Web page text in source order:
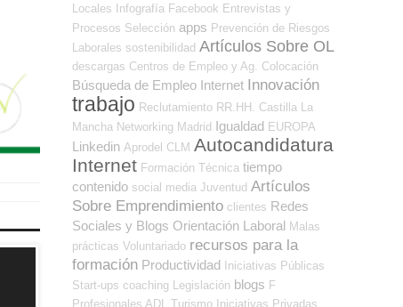
Locales
Infografía Facebook Entrevistas y
Procesos Selección apps Prevención de Riesgos
Laborales sostenibilidad Artículos Sobre OL
descargas Centros de Empleo y Ag. Colocación
Búsqueda de Empleo Internet Innovación
trabajo Reclutamiento RR.HH.
Castilla La
Mancha Networking Madrid Igualdad EUROPA
Linkedin Aprodel CLM Autocandidatura
Internet Formación Técnica tiempo
contenido social media Juventud Artículos
Sobre Emprendimiento clientes Redes
Sociales y Blogs Orientación Laboral Malas
prácticas Voluntariado recursos para la
formación Productividad Iniciativas Públicas
Start-ups coaching Legislación blogs F
Profesionales ADL
Turismo Iniciativas Privadas